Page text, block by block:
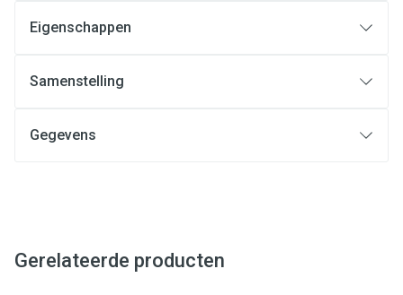
Eigenschappen
Samenstelling
Gegevens
Gerelateerde producten